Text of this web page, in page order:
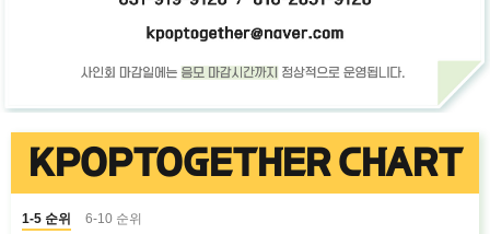
KPOPTOGETHER CHART
1-5 순위 6-10 순위